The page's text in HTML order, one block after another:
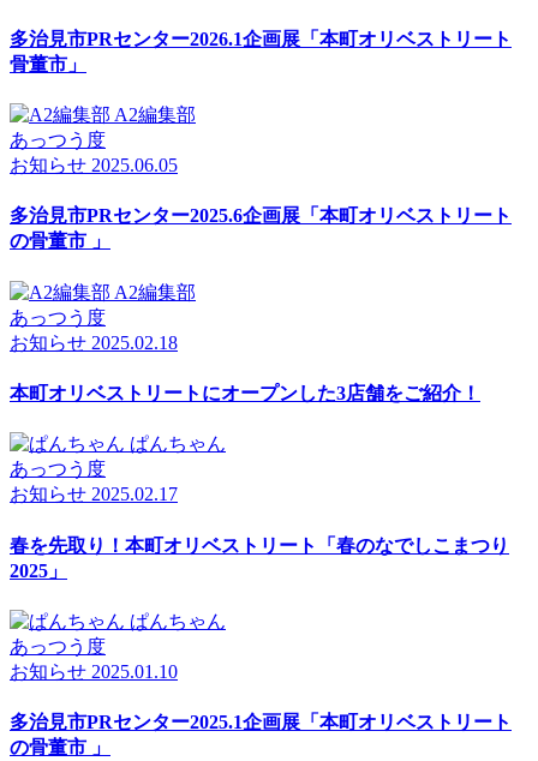
多治見市PRセンター2026.1企画展「本町オリベストリート
骨董市」
A2編集部
あっつう度
お知らせ 2025.06.05
多治見市PRセンター2025.6企画展「本町オリベストリート
の骨董市 」
A2編集部
あっつう度
お知らせ 2025.02.18
本町オリベストリートにオープンした3店舗をご紹介！
ぱんちゃん
あっつう度
お知らせ 2025.02.17
春を先取り！本町オリベストリート「春のなでしこまつり
2025」
ぱんちゃん
あっつう度
お知らせ 2025.01.10
多治見市PRセンター2025.1企画展「本町オリベストリート
の骨董市 」